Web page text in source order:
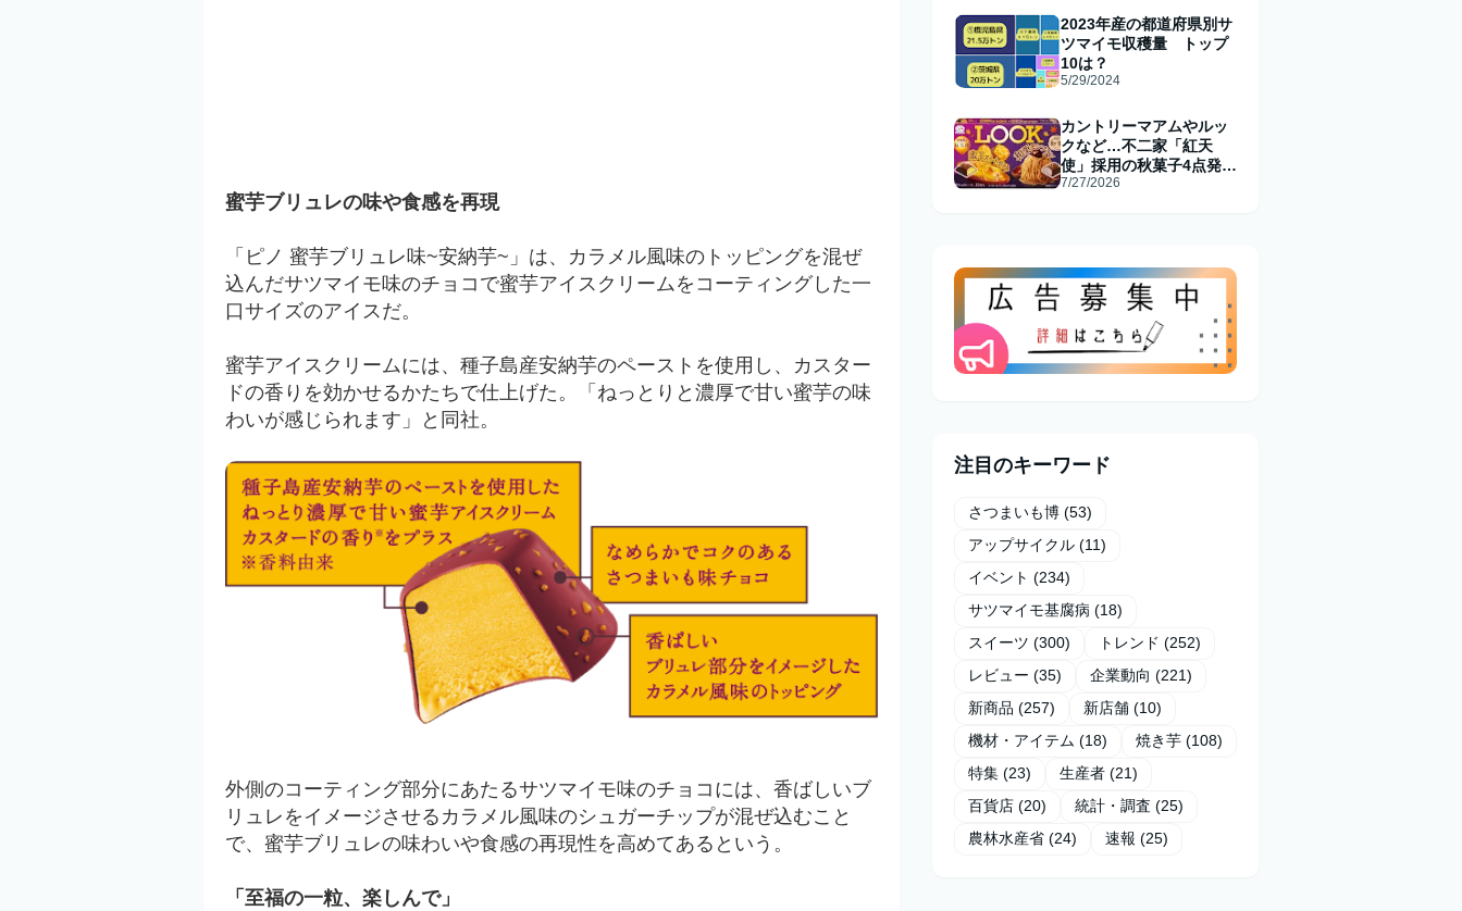
蜜芋ブリュレの味や食感を再現
「ピノ 蜜芋ブリュレ味~安納芋~」は、 カラメル風味のトッピングを混ぜ
込んだサツマイモ味のチョコで蜜芋アイスクリームをコーティングした一
口サイズのアイスだ。
蜜芋アイスクリームには、種子島産安納芋のペーストを使用し、カスター
ドの香りを効かせるかたちで仕上げた。「ねっとりと濃厚で甘い蜜芋の味
わいが感じられます」と同社。
外側のコーティング部分にあたるサツマイモ味のチョコには、香ばしいブ
リュレをイメージさせるカラメル風味のシュガーチップが混ぜ込むこと
で、蜜芋ブリュレの味わいや食感の再現性を高めてあるという。
「至福の一粒、楽しんで」
2023年産の都道府県別サ
ツマイモ収穫量 トップ
10は？
5/29/2024
カントリーマアムやルッ
クなど…不二家「紅天
使」採用の秋菓子4点発売
へ
7/27/2026
注目のキーワード
さつまいも博 (53)
アップサイクル (11)
イベント (234)
サツマイモ基腐病 (18)
スイーツ (300) トレンド (252)
レビュー (35) 企業動向 (221)
新商品 (257) 新店舗 (10)
機材・アイテム (18) 焼き芋 (108)
特集 (23) 生産者 (21)
百貨店 (20) 統計・調査 (25)
農林水産省 (24) 速報 (25)